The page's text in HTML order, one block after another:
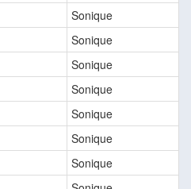
Sonique
Sonique
Sonique
Sonique
Sonique
Sonique
Sonique